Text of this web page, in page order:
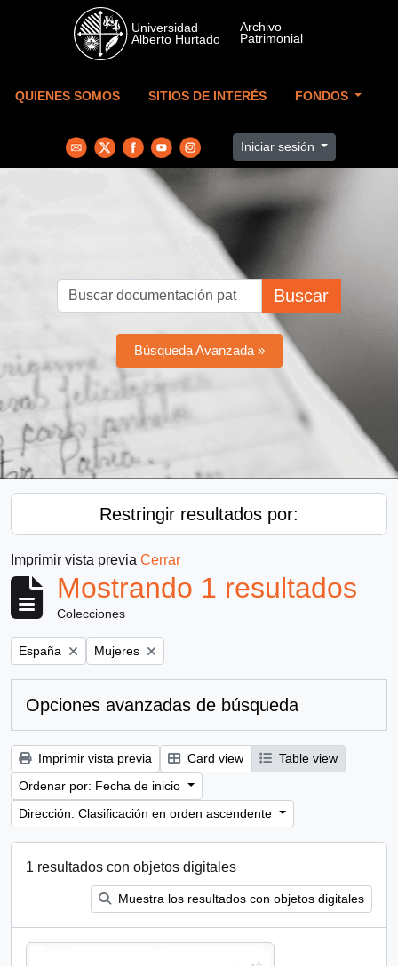
Skip to main content
QUIENES SOMOS SITIOS DE INTERÉS FONDOS
Iniciar sesión
Buscar
Búsqueda Avanzada »
Restringir resultados por:
Imprimir vista previa Cerrar
Mostrando 1 resultados
Colecciones
Remove filter:
España Remove filter:
Mujeres
Opciones avanzadas de búsqueda
Imprimir vista previa Card view
Table view
Ordenar por: Fecha de inicio
Dirección: Clasificación en orden ascendente
1 resultados con objetos digitales
Muestra los resultados con objetos digitales